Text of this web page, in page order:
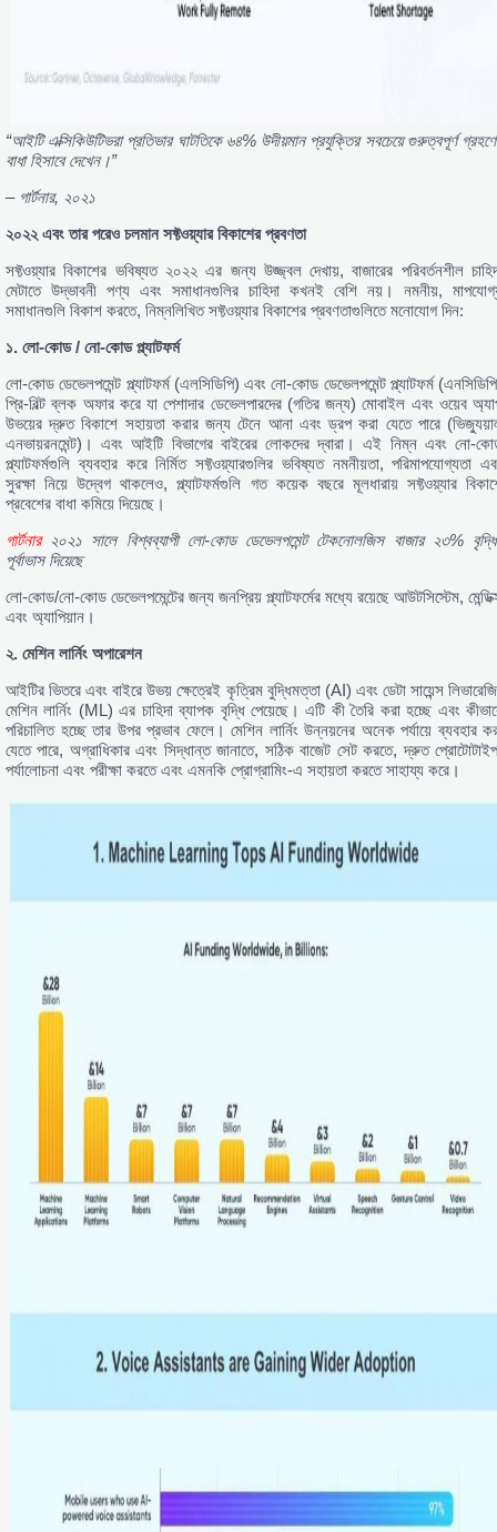
“আইটিএক্সিকিউটিভরা প্রতিভার ঘাটতিকে৬৪% উদীয়মান প্রযুক্তির সবচেয়েগুরুত্বপূর্ণ
বাধাহিসাবেদেখেন।”
– গার্টনার, ২০২১
২০২২ এবংতারপরেওচলমানসফ্টওয়্যারবিকাশেরপ্রবণতা
সফ্টওয়্যার বিকাশের ভবিষ্যত ২০২২ এর জন্য উজ্জ্বল দেখায়, বাজারের পরিবর্তনশীল
মেটাতে উদ্ভাবনী পণ্য এবং সমাধানগুলির চাহিদা কখনই বেশি নয়। নমনীয়,
সমাধানগুলি বিকাশ করতে, নিম্নলিখিত সফ্টওয়্যার বিকাশের প্রবণতাগুলিতে মনোযোগ দিন:
১. লো-কোড / নো-কোডপ্ল্যাটফর্ম
লো-কোড ডেভেলপমেন্ট প্ল্যাটফর্ম (এলসিডিপি) এবং নো-কোড ডেভেলপমেন্ট প্ল্যাটফর্ম
প্রি-বিল্ট ব্লক অফার করে যা পেশাদার ডেভেলপারদের (গতির জন্য) মোবাইল এবং ওয়েব
উভয়ের দ্রুত বিকাশে সহায়তা করার জন্য টেনে আনা এবং ড্রপ করা যেতে পারে
এনভায়রনমেন্ট)। এবং আইটি বিভাগের বাইরের লোকদের দ্বারা। এই নিম্ন এবং নো-
প্ল্যাটফর্মগুলি ব্যবহার করে নির্মিত সফ্টওয়্যারগুলির ভবিষ্যত নমনীয়তা, পরিমাপযোগ্যতা
সুরক্ষা নিয়ে উদ্বেগ থাকলেও, প্ল্যাটফর্মগুলি গত কয়েক বছরে মূলধারায় সফ্টওয়্যার
প্রবেশের বাধা কমিয়ে দিয়েছে।
গার্টনার ২০২১ সালে বিশ্বব্যাপী লো-কোড ডেভেলপমেন্ট টেকনোলজিস বাজার ২৩%
পূর্বাভাসদিয়েছে
লো-কোড/নো-কোড ডেভেলপমেন্টের জন্য জনপ্রিয় প্ল্যাটফর্মের মধ্যে রয়েছে আউটসিস্টেম,
এবং অ্যাপিয়ান।
২. মেশিনলার্নিং অপারেশন
আইটির ভিতরে এবং বাইরে উভয় ক্ষেত্রেই কৃত্রিম বুদ্ধিমত্তা (AI) এবং ডেটা সায়েন্স
মেশিন লার্নিং (ML) এর চাহিদা ব্যাপক বৃদ্ধি পেয়েছে। এটি কী তৈরি করা হচ্ছে এবং
পরিচালিত হচ্ছে তার উপর প্রভাব ফেলে। মেশিন লার্নিং উন্নয়নের অনেক পর্যায়ে ব্যবহার
যেতে পারে, অগ্রাধিকার এবং সিদ্ধান্ত জানাতে, সঠিক বাজেট সেট করতে, দ্রুত
পর্যালোচনা এবং পরীক্ষা করতে এবং এমনকি প্রোগ্রামিং-এ সহায়তা করতে সাহায্য করে।